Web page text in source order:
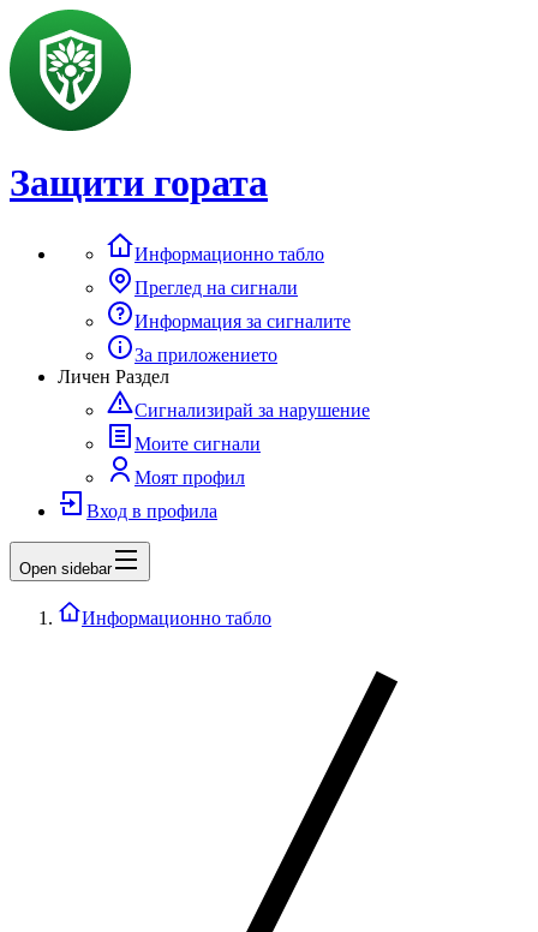
Защити гората
Информационно табло
Преглед на сигнали
Информация за сигналите
За приложението
Личен Раздел
Сигнализирай за нарушение
Моите сигнали
Моят профил
Вход в профила
Open sidebar
Информационно табло